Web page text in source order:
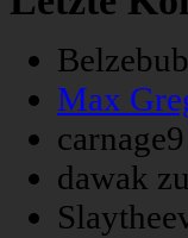
Belzebub
Max
carnage9
dawak zu